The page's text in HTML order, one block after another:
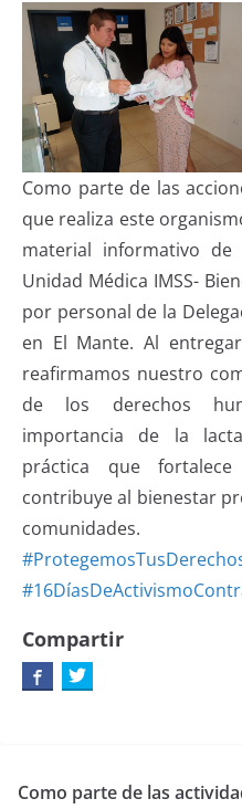
Como parte de las
que realiza este
material informativo de
Unidad Médica IMSS-
por personal de la
en El Mante. Al
reafirmamos nuestro
de los derechos
importancia de la
práctica que
contribuye al bienestar
comunidades.
Compartir
Como parte de las